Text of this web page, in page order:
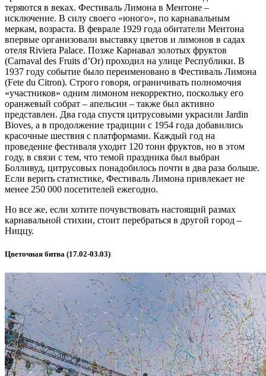
теряются в веках. Фестиваль Лимона в Ментоне –
исключение. В силу своего «юного», по карнавальным
меркам, возраста. В феврале 1929 года обитатели Ментона
впервые организовали выставку цветов и лимонов в садах
отеля Riviera Palace. Позже Карнавал золотых фруктов
(Carnaval des Fruits d’Or) проходил на улице Республики. В
1937 году событие было переименовано в Фестиваль Лимона
(Fete du Citron). Строго говоря, ограничивать полномочия
«участников» одним лимоном некорректно, поскольку его
оранжевый собрат – апельсин – также был активно
представлен. Два года спустя цитрусовыми украсили Jardin
Bioves, а в продолжение традиции с 1954 года добавились
красочные шествия с платформами. Каждый год на
проведение фестиваля уходит 120 тонн фруктов, но в этом
году, в связи с тем, что темой праздника был выбран
Болливуд, цитрусовых понадобилось почти в два раза больше.
Если верить статистике, Фестиваль Лимона привлекает не
менее 250 000 посетителей ежегодно.
Но все же, если хотите почувствовать настоящий размах
карнавальной стихии, стоит перебраться в другой город –
Ниццу.
Цветочная битва (17.02-03.03)